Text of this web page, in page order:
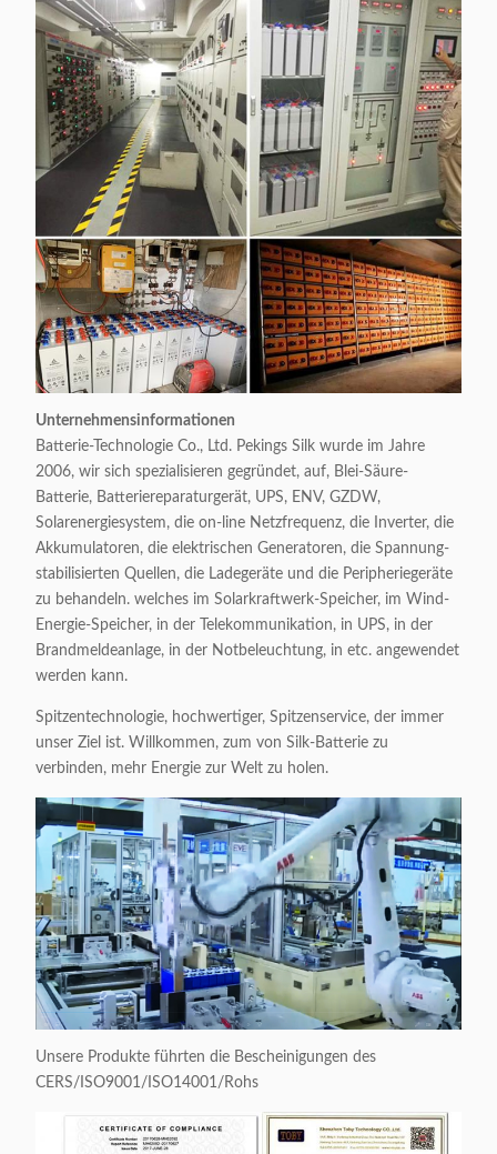
Unternehmensinformationen
Batterie-Technologie Co., Ltd. Pekings Silk wurde im Jahre
2006, wir sich spezialisieren gegründet, auf, Blei-Säure-
Batterie, Batteriereparaturgerät, UPS, ENV, GZDW,
Solarenergiesystem, die on-line Netzfrequenz, die Inverter, die
Akkumulatoren, die elektrischen Generatoren, die Spannung-
stabilisierten Quellen, die Ladegeräte und die Peripheriegeräte
zu behandeln. welches im Solarkraftwerk-Speicher, im Wind-
Energie-Speicher, in der Telekommunikation, in UPS, in der
Brandmeldeanlage, in der Notbeleuchtung, in etc. angewendet
werden kann.
Spitzentechnologie, hochwertiger, Spitzenservice, der immer
unser Ziel ist. Willkommen, zum von Silk-Batterie zu
verbinden, mehr Energie zur Welt zu holen.
Unsere Produkte führten die Bescheinigungen des
CERS/ISO9001/ISO14001/Rohs